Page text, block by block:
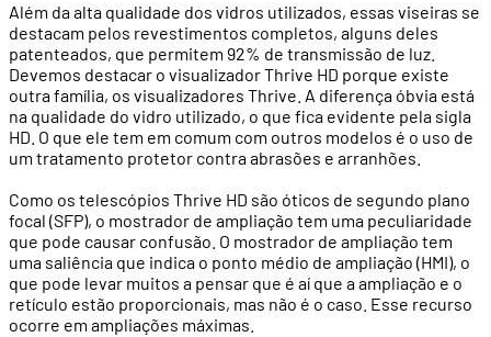
Além da alta qualidade dos vidros utilizados, essas viseiras se
destacam pelos revestimentos completos, alguns deles
patenteados, que permitem 92% de transmissão de luz.
Devemos destacar o visualizador Thrive HD porque existe
outra família, os visualizadores Thrive. A diferença óbvia está
na qualidade do vidro utilizado, o que fica evidente pela sigla
HD. O que ele tem em comum com outros modelos é o uso de
um tratamento protetor contra abrasões e arranhões.
Como os telescópios Thrive HD são óticos de segundo plano
focal (SFP), o mostrador de ampliação tem uma peculiaridade
que pode causar confusão. O mostrador de ampliação tem
uma saliência que indica o ponto médio de ampliação (HMI), o
que pode levar muitos a pensar que é aí que a ampliação e o
retículo estão proporcionais, mas não é o caso. Esse recurso
ocorre em ampliações máximas.